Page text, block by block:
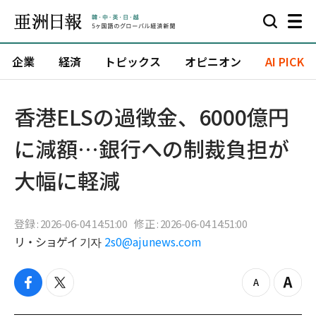
企業 経済 トピックス オピニオン AI PICK
香港ELSの過徴金、6000億円
に減額…銀行への制裁負担が
大幅に軽減
登録 : 2026-06-04 14:51:00 修正 : 2026-06-04 14:51:00
リ・ショゲイ 기자 2s0@ajunews.com
f
c
t
i
z
o
Z
o